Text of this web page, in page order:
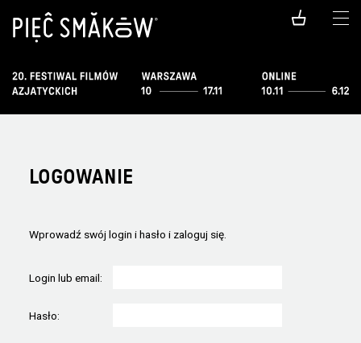
LOGOWANIE
Wprowadź swój login i hasło i zaloguj się.
Login lub email:
Hasło: